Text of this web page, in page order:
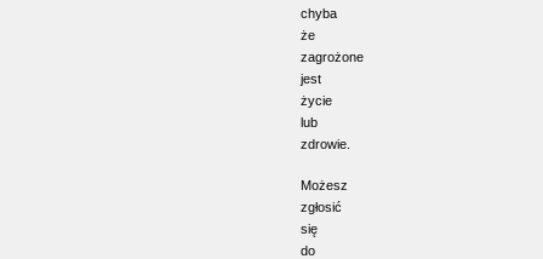
chyba
że
zagrożone
jest
życie
lub
zdrowie.
Możesz
zgłosić
się
do